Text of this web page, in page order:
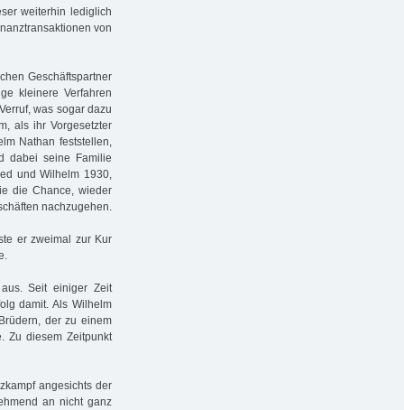
weiterhin lediglich
von
Geschäftspartner
kleinere Verfahren
was sogar dazu
als ihr Vorgesetzter
Nathan feststellen,
dabei seine Familie
und Wilhelm 1930,
die Chance, wieder
nachzugehen.
er zweimal zur Kur
Seit einiger Zeit
damit. Als Wilhelm
der zu einem
Zu diesem Zeitpunkt
angesichts der
an nicht ganz